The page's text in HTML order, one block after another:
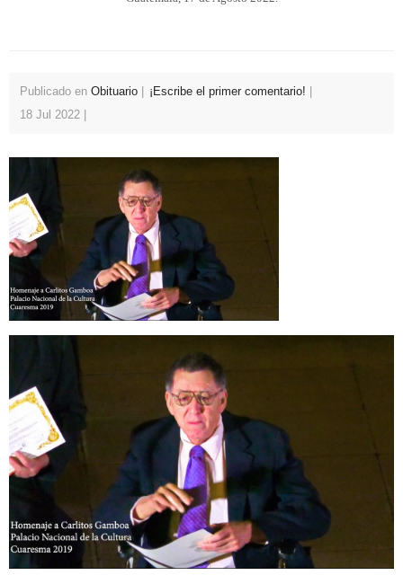
Publicado en Obituario
¡Escribe el primer comentario!
18 Jul 2022